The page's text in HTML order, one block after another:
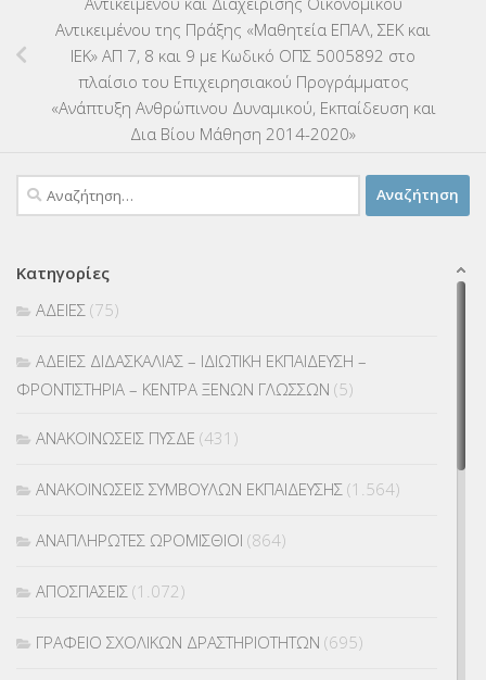
Αντικειμένου της Πράξης «Μαθητεία ΕΠΑΛ, ΣΕΚ και
ΙΕΚ» ΑΠ 7, 8 και 9 με Κωδικό ΟΠΣ 5005892 στο
πλαίσιο του Επιχειρησιακού Προγράμματος
«Ανάπτυξη Ανθρώπινου Δυναμικού, Εκπαίδευση και
Δια Βίου Μάθηση 2014-2020»
Αναζήτηση
για:
Κατηγορίες
ΑΔΕΙΕΣ (75)
ΑΔΕΙΕΣ ΔΙΔΑΣΚΑΛΙΑΣ – ΙΔΙΩΤΙΚΗ ΕΚΠΑΙΔΕΥΣΗ –
ΦΡΟΝΤΙΣΤΗΡΙΑ – ΚΕΝΤΡΑ ΞΕΝΩΝ ΓΛΩΣΣΩΝ (5)
ΑΝΑΚΟΙΝΩΣΕΙΣ ΠΥΣΔΕ (431)
ΑΝΑΚΟΙΝΩΣΕΙΣ ΣΥΜΒΟΥΛΩΝ ΕΚΠΑΙΔΕΥΣΗΣ (1.564)
ΑΝΑΠΛΗΡΩΤΕΣ ΩΡΟΜΙΣΘΙΟΙ (864)
ΑΠΟΣΠΑΣΕΙΣ (1.072)
ΓΡΑΦΕΙΟ ΣΧΟΛΙΚΩΝ ΔΡΑΣΤΗΡΙΟΤΗΤΩΝ (695)